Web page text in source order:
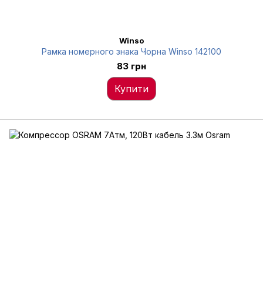
Winso
Рамка номерного знака Чорна Winso 142100
83 грн
Купити